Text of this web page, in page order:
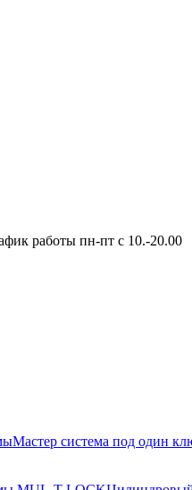
работы пн-пт с 10.-20.00
Мастер система под один